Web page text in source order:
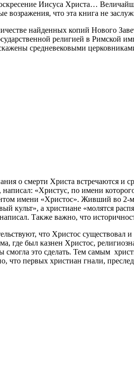
Иисуса Христа…
что эта книга не
найденных копий Нового
религией в
средневековыми
о смерти Христа встречаются и
«Христус, по имени
имени «Христос». Живший во
культ», а христиане «молятся
Также важно, что
что Христос
где был казнен Христос,
смогла это сделать. Тем самым
что первых христиан гнали,